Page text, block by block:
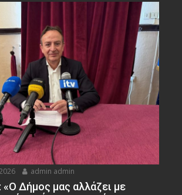
admin admin
Δήμος μας αλλάζει με